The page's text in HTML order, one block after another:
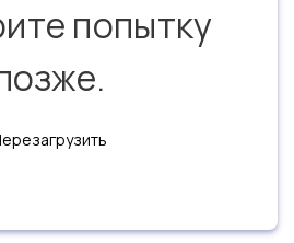
попытку